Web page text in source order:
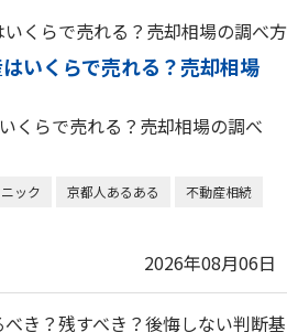
いくらで売れる？売却相場
くらで売れる？売却相場の調べ
ック 京都人あるある
不動産相続
2026年08月06日